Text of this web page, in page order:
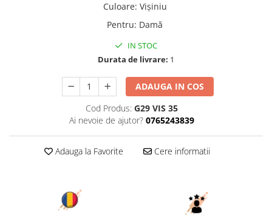
Culoare: Vișiniu
Pentru: Damă
IN STOC
Durata de livrare: 1
ADAUGA IN COS
Cod Produs: G29 VIS 35
Ai nevoie de ajutor? 0765243839
Adauga la Favorite Cere informatii